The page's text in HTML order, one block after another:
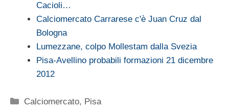
Cacioli…
Calciomercato Carrarese c'è Juan Cruz dal
Bologna
Lumezzane, colpo Mollestam dalla Svezia
Pisa-Avellino probabili formazioni 21 dicembre
2012
Categorie
Calciomercato, Pisa